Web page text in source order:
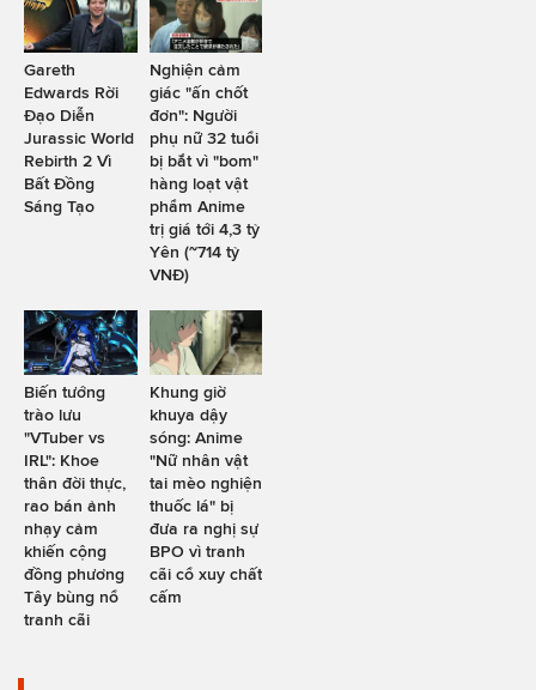
Gareth
Edwards Rời
Đạo Diễn
Jurassic World
Rebirth 2 Vì
Bất Đồng
Sáng Tạo
Nghiện cảm
giác "ấn chốt
đơn": Người
phụ nữ 32 tuổi
bị bắt vì "bom"
hàng loạt vật
phẩm Anime
trị giá tới 4,3 tỷ
Yên (~714 tỷ
VNĐ)
Biến tướng
trào lưu
"VTuber vs
IRL": Khoe
thân đời thực,
rao bán ảnh
nhạy cảm
khiến cộng
đồng phương
Tây bùng nổ
tranh cãi
Khung giờ
khuya dậy
sóng: Anime
"Nữ nhân vật
tai mèo nghiện
thuốc lá" bị
đưa ra nghị sự
BPO vì tranh
cãi cổ xuy chất
cấm